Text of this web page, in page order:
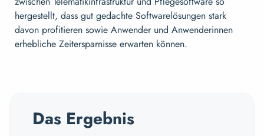
hergestellt, dass gut gedachte Softwarelösungen stark
davon profitieren sowie Anwender und Anwenderinnen
erhebliche Zeitersparnisse erwarten können.
Das Ergebnis